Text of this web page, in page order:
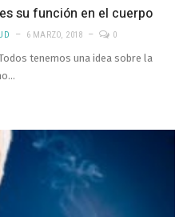
su función en el cuerpo
6 MARZO, 2018 0
tenemos una idea sobre la